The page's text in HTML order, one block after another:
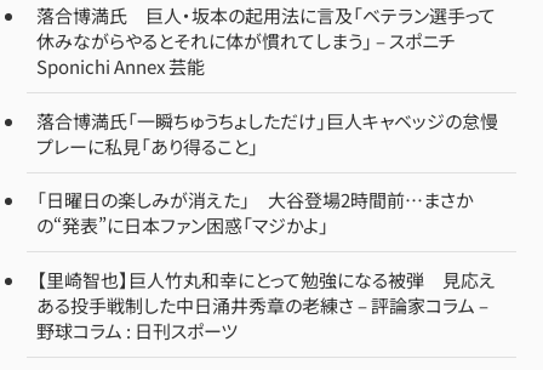
落合博満氏 巨人・坂本の起用法に言及「ベテラン選手って
休みながらやるとそれに体が慣れてしまう」 – スポニチ
Sponichi Annex 芸能
落合博満氏「一瞬ちゅうちょしただけ」巨人キャベッジの怠慢
プレーに私見「あり得ること」
「日曜日の楽しみが消えた」 大谷登場2時間前…まさか
の“発表”に日本ファン困惑「マジかよ」
【里崎智也】巨人竹丸和幸にとって勉強になる被弾 見応え
ある投手戦制した中日涌井秀章の老練さ – 評論家コラム –
野球コラム : 日刊スポーツ